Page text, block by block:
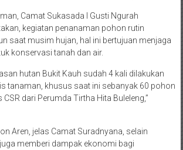
Camat Sukasada I Gusti Ngurah
kegiatan penanaman pohon rutin
saat musim hujan, hal ini bertujuan menjaga
konservasi tanah dan air.
hutan Bukit Kauh sudah 4 kali dilakukan
tanaman, khusus saat ini sebanyak 60 pohon
dari Perumda Tirtha Hita Buleleng,”
Aren, jelas Camat Suradnyana, selain
memberi dampak ekonomi bagi